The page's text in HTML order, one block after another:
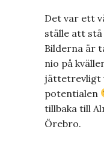
Det var ett
ställe att
Bilderna är
nio på
jättetrevligt
potentialen
tillbaka till
Örebro.